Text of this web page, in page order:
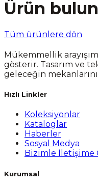
Ürün
Tüm ürünlere dön
Mükemmellik
gösterir. Tasarım ve
geleceğin
Hızlı Linkler
Koleksiyonlar
Kataloglar
Haberler
Sosyal Medya
Bizimle İletişime
Kurumsal